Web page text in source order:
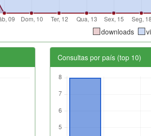
downloads
Consultas por país (top 10)